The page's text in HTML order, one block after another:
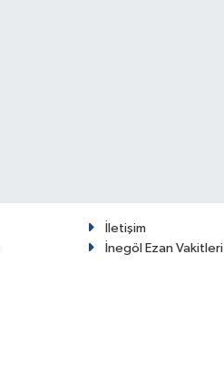
İletişim
İnegöl Ezan Vakitleri